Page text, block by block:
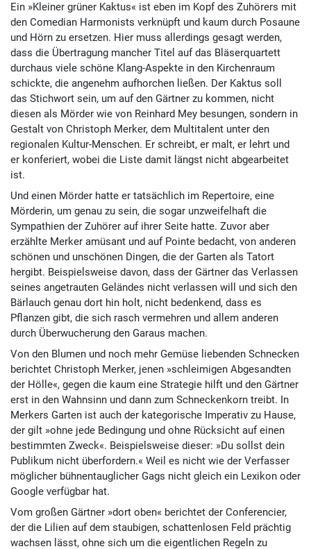
Ein »Kleiner grüner Kaktus« ist eben im Kopf des Zuhörers mit
den Comedian Harmonists verknüpft und kaum durch Posaune
und Hörn zu ersetzen. Hier muss allerdings gesagt werden,
dass die Übertragung mancher Titel auf das Bläserquartett
durchaus viele schöne Klang-Aspekte in den Kirchenraum
schickte, die angenehm aufhorchen ließen. Der Kaktus soll
das Stichwort sein, um auf den Gärtner zu kommen, nicht
diesen als Mörder wie von Reinhard Mey besungen, sondern in
Gestalt von Christoph Merker, dem Multitalent unter den
regionalen Kultur-Menschen. Er schreibt, er malt, er lehrt und
er konferiert, wobei die Liste damit längst nicht abgearbeitet
ist.
Und einen Mörder hatte er tatsächlich im Repertoire, eine
Mörderin, um genau zu sein, die sogar unzweifelhaft die
Sympathien der Zuhörer auf ihrer Seite hatte. Zuvor aber
erzählte Merker amüsant und auf Pointe bedacht, von anderen
schönen und unschönen Dingen, die der Garten als Tatort
hergibt. Beispielsweise davon, dass der Gärtner das Verlassen
seines angetrauten Geländes nicht verlassen will und sich den
Bärlauch genau dort hin holt, nicht bedenkend, dass es
Pflanzen gibt, die sich rasch vermehren und allem anderen
durch Überwucherung den Garaus machen.
Von den Blumen und noch mehr Gemüse liebenden Schnecken
berichtet Christoph Merker, jenen »schleimigen Abgesandten
der Hölle«, gegen die kaum eine Strategie hilft und den Gärtner
erst in den Wahnsinn und dann zum Schneckenkorn treibt. In
Merkers Garten ist auch der kategorische Imperativ zu Hause,
der gilt »ohne jede Bedingung und ohne Rücksicht auf einen
bestimmten Zweck«. Beispielsweise dieser: »Du sollst dein
Publikum nicht überfordern.« Weil es nicht wie der Verfasser
möglicher bühnentauglicher Gags nicht gleich ein Lexikon oder
Google verfügbar hat.
Vom großen Gärtner »dort oben« berichtet der Conferencier,
der die Lilien auf dem staubigen, schattenlosen Feld prächtig
wachsen lässt, ohne sich um die eigentlichen Regeln zu